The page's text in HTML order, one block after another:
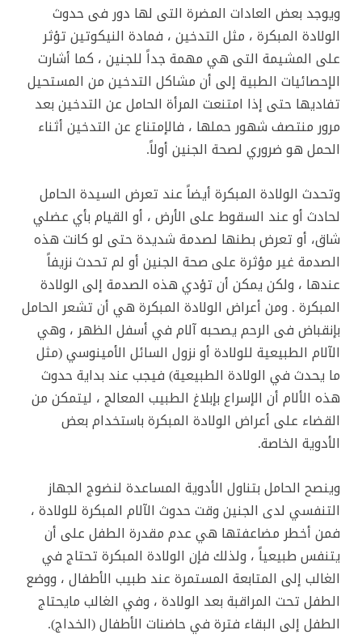
ويوجد بعض العادات المضرة التى لها دور فى حدوث
الولادة المبكرة ، مثل التدخين ، فمادة النيكوتين تؤثر
على المشيمة التى هي مهمة جداً للجنين ، كما أشارت
الإحصائيات الطبية إلى أن مشاكل التدخين من المستحيل
تفاديها حتى إذا امتنعت المرأة الحامل عن التدخين بعد
مرور منتصف شهور حملها ، فالإمتناع عن التدخين أثناء
الحمل هو ضروري لصحة الجنين أولاً.
وتحدث الولادة المبكرة أيضاً عند تعرض السيدة الحامل
لحادث أو عند السقوط على الأرض ، أو القيام بأي عضلي
شاق، أو تعرض بطنها لصدمة شديدة حتى لو كانت هذه
الصدمة غير مؤثرة على صحة الجنين أو لم تحدث نزيفاً
عندها ، ولكن يمكن أن تؤدي هذه الصدمة إلى الولادة
المبكرة . ومن أعراض الولادة المبكرة هي أن تشعر الحامل
بإنقباض فى الرحم يصحبه آلام في أسفل الظهر ، وهي
الآلام الطبيعية للولادة أو نزول السائل الأمينوسي (مثل
ما يحدث في الولادة الطبيعية) فيجب عند بداية حدوث
هذه الألام أن الإسراع بإبلاغ الطبيب المعالج ، ليتمكن من
القضاء على أعراض الولادة المبكرة باستخدام بعض
الأدوية الخاصة.
وينصح الحامل بتناول الأدوية المساعدة لنضوج الجهاز
التنفسي لدى الجنين وقت حدوث الآلام المبكرة للولادة ،
فمن أخطر مضاعفتها هي عدم مقدرة الطفل على أن
يتنفس طبيعياً ، ولذلك فإن الولادة المبكرة تحتاج في
الغالب إلى المتابعة المستمرة عند طبيب الأطفال ، ووضع
الطفل تحت المراقبة بعد الولادة ، وفي الغالب مايحتاج
الطفل إلى البقاء فترة في حاضنات الأطفال (الخداج).